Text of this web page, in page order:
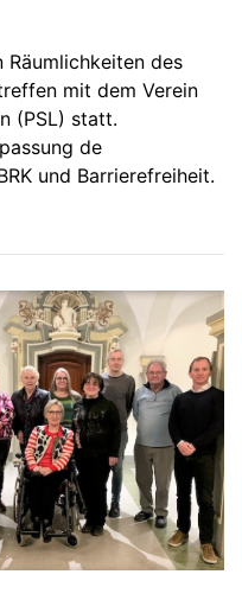
des
mit dem Verein
(PSL) statt.
de
und Barrierefreiheit.